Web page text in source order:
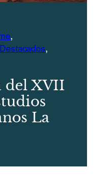
Destacados
del XVII
La